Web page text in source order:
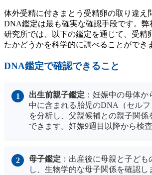
体外受精に付きまとう受精卵の取り違え
DNA鑑定は最も確実な確認手段です。弊
研究所では、以下の鑑定を通じて、受精
たかどうかを科学的に調べることができ
DNA鑑定で確認できること
出生前親子鑑定 ：妊娠中の母体
中に含まれる胎児のDNA（セルフ
を分析し、父親候補との親子関係
できます。妊娠9週目以降から検
母子鑑定 ：出産後に母親と子ど
し、生物学的な母子関係を確認し